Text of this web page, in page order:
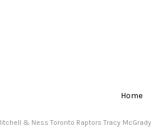
Home
& Ness Toronto Raptors Tracy McGrady